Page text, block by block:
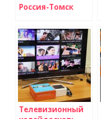
Россия-Томск
Телевизионный